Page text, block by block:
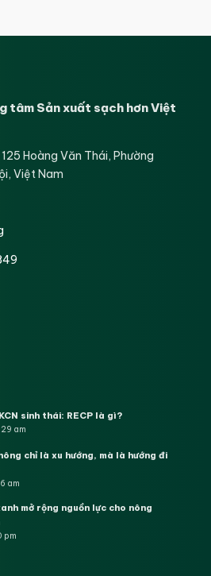
tâm Sản xuất sạch hơn Việt
Hoàng Văn Thái, Phường
Việt Nam
sinh thái: RECP là gì?
am
chỉ là xu hướng, mà là hướng đi
am
mở rộng nguồn lực cho nông
pm